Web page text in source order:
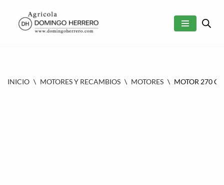
SALTAR
INICIO \ MOTORES Y RECAMBIOS \ MOTORES \ MOTOR 270